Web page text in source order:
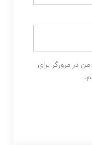
در مرورگر برای